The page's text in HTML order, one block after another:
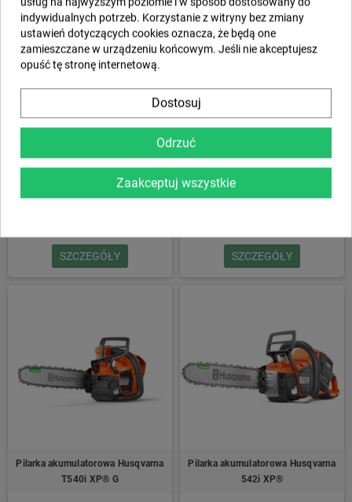
Pilarka akumulatorowa Husqvarna
540i XP® G
SZCZEGÓŁY
Pilarka akumulatorowa Husqvarna
T542i XP® do pielęgnacji drzew
SZCZEGÓŁY
Pilarka akumulatorowa Husqvarna
T540i XP® G
Pilarka akumulatorowa Husqvarna
542i XP®
indywidualnych potrzeb. Korzystanie z witryny bez zmiany
ustawień dotyczących cookies oznacza, że będą one
zamieszczane w urządzeniu końcowym. Jeśli nie akceptujesz
opuść tę stronę internetową.
Dostosuj
Odrzuć
Zaakceptuj wszystkie